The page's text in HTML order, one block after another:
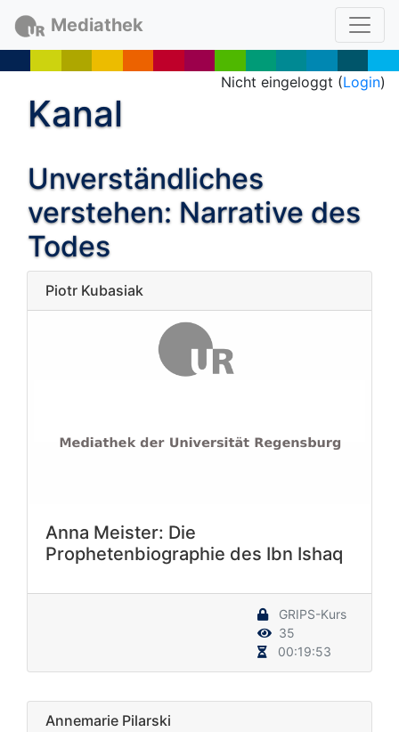
Mediathek
Nicht eingeloggt (Login)
Kanal
Unverständliches
verstehen: Narrative des
Todes
Piotr Kubasiak
Anna Meister: Die
Prophetenbiographie des Ibn Ishaq
GRIPS-Kurs
35
00:19:53
Annemarie Pilarski